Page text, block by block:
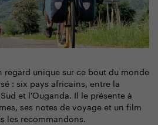
regard unique sur ce bout du monde
: six pays africains, entre la
et l'Ouganda. Il le présente à
ses notes de voyage et un film
les recommandons.